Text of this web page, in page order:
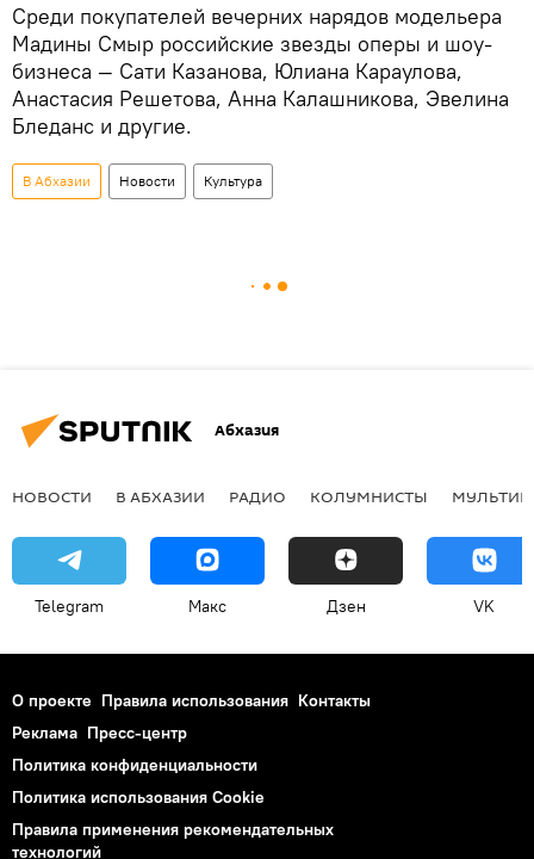
Среди покупателей вечерних нарядов модельера
Мадины Смыр российские звезды оперы и шоу-
бизнеса — Сати Казанова, Юлиана Караулова,
Анастасия Решетова, Анна Калашникова, Эвелина
Бледанс и другие.
В Абхазии Новости Культура
Абхазия
НОВОСТИ В АБХАЗИИ РАДИО КОЛУМНИСТЫ
Telegram Макс Дзен VK
О проекте Правила использования Контакты
Реклама Пресс-центр
Политика конфиденциальности
Политика использования Cookie
Правила применения рекомендательных
технологий